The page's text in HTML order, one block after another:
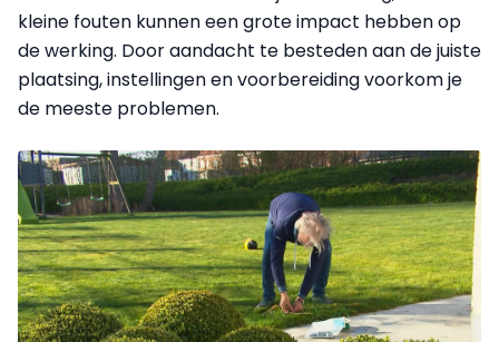
kleine fouten kunnen een grote impact hebben op
de werking. Door aandacht te besteden aan de juiste
plaatsing, instellingen en voorbereiding voorkom je
de meeste problemen.